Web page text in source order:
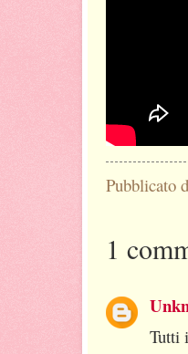
Pubblicato
1
Tutti